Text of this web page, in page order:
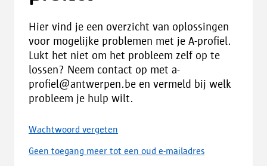
Hier vind je een overzicht van oplossingen
voor mogelijke problemen met je A-profiel.
Lukt het niet om het probleem zelf op te
lossen? Neem contact op met a-
profiel@antwerpen.be en vermeld bij welk
probleem je hulp wilt.
Wachtwoord vergeten
Geen toegang meer tot een oud e-mailadres